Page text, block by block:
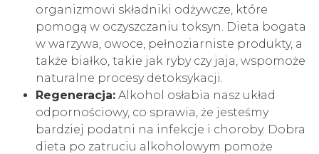
organizmowi składniki odżywcze, które
pomogą w oczyszczaniu toksyn. Dieta bogata
w warzywa, owoce, pełnoziarniste produkty, a
także białko, takie jak ryby czy jaja, wspomoże
naturalne procesy detoksykacji.
Regeneracja:Alkohol osłabia nasz układ
odpornościowy, co sprawia, że jesteśmy
bardziej podatni na infekcje i choroby. Dobra
dieta po zatruciu alkoholowym pomoże